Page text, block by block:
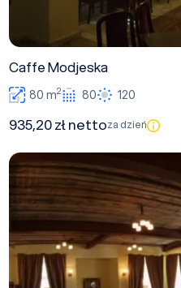
Caffe Modjeska
80 m2 80 120
935,20 zł nettoza dzień
Ratuszowa